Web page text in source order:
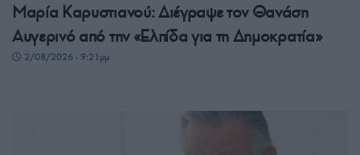
Μαρία Καρυστιανού: Διέγραψε τον Θανάση
Αυγερινό από την «Ελπίδα για τη Δημοκρατία»
2/08/2026 - 9:21μμ